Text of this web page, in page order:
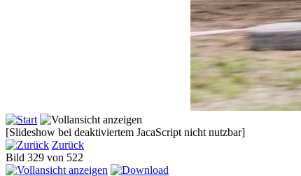
[Slideshow bei deaktiviertem JacaScript nicht nutzbar]
Zurück
Bild 329 von 522